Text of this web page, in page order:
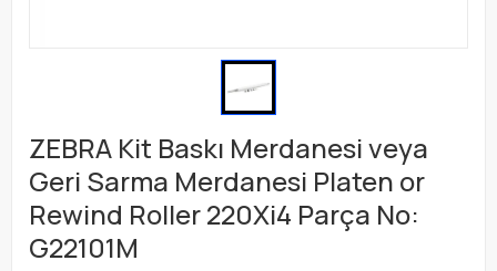
ZEBRA Kit Baskı Merdanesi veya
Geri Sarma Merdanesi Platen or
Rewind Roller 220Xi4 Parça No:
G22101M